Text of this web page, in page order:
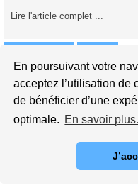
En poursuivant votre
acceptez l’utilisation de
de bénéficier d’une
optimale. En savoir
Lire l'article complet ...
1